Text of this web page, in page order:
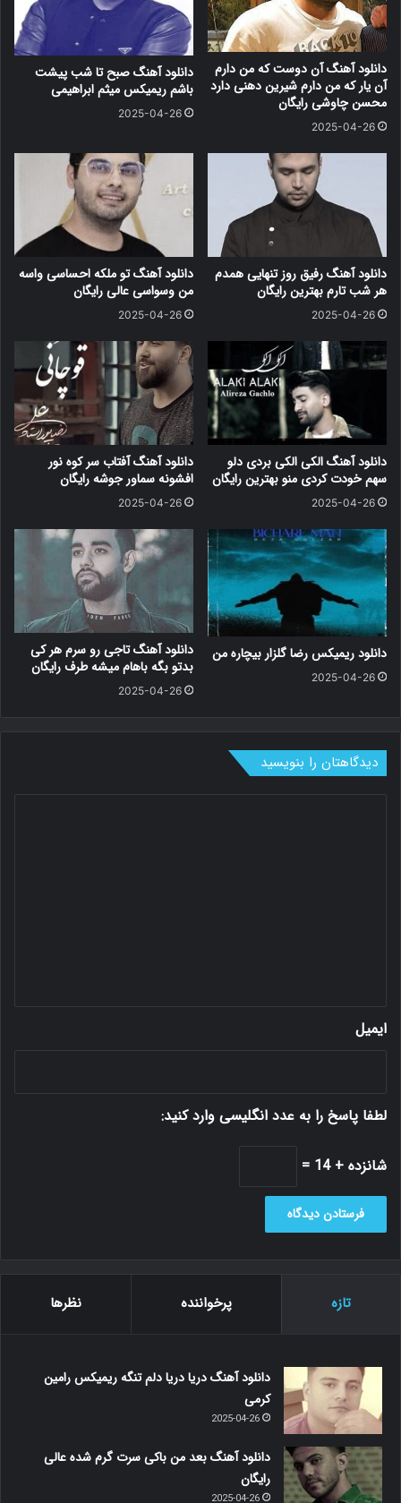
دانلود آهنگ آن دوست که من دارم
آن یار که من دارم شیرین دهنی دارد
محسن چاوشی رایگان
2025-04-26
دانلود آهنگ صبح تا شب پیشت
باشم ریمیکس میثم ابراهیمی
2025-04-26
دانلود آهنگ رفیق روز تنهایی همدم
هر شب تارم بهترین رایگان
2025-04-26
دانلود آهنگ تو ملکه احساسی واسه
من وسواسی عالی رایگان
2025-04-26
دانلود آهنگ الکی الکی بردی دلو
سهم خودت کردی منو بهترین رایگان
2025-04-26
دانلود آهنگ آفتاب سر کوه نور
افشونه سماور جوشه رایگان
2025-04-26
دانلود ریمیکس رضا گلزار بیچاره من
2025-04-26
دانلود آهنگ تاجی رو سرم هر کی
بدتو بگه باهام میشه طرف رایگان
2025-04-26
دیدگاهتان را بنویسید
ایمیل
لطفا پاسخ را به عدد انگلیسی وارد کنید:
شانزده + 14 =
تازه پرخواننده نظرها
دانلود آهنگ دریا دریا دلم تنگه ریمیکس رامین
کرمی
2025-04-26
دانلود آهنگ بعد من باکی سرت گرم شده عالی
رایگان
2025-04-26